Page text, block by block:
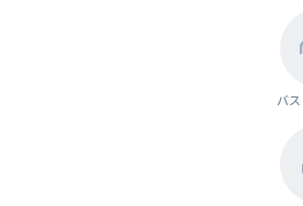
バ